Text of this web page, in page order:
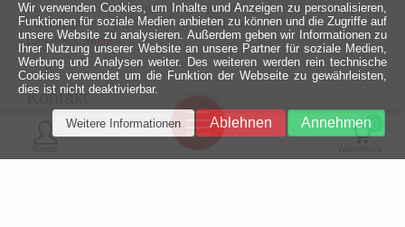
passieren der Endkontrolle langlebige und qualitativ hochwertige
konfektionierte Koaxialkabel für viele Bereiche der
Elektronik.mehr ›
Kontakt
MCE Mauritz Electronics
0
Menü
Ein halbes
Jahrhundert
technologische
Wir verwenden Cookies, um Inhalte und Anzeigen zu personalisieren,
Funktionen für soziale Medien anbieten zu können und die Zugriffe auf
unsere Website zu analysieren. Außerdem geben wir Informationen zu
Ihrer Nutzung unserer Website an unsere Partner für soziale Medien,
Werbung und Analysen weiter. Des weiteren werden rein technische
Cookies verwendet um die Funktion der Webseite zu gewährleisten,
dies ist nicht deaktivierbar.
Annehmen
Ablehnen
Weitere Informationen